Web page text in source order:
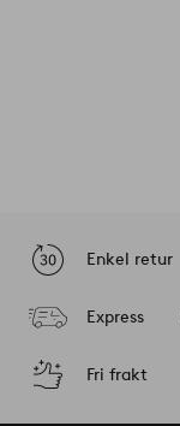
Enkel retur
Express
Fri frakt